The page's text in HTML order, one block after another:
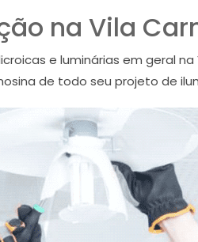
na Vila
e luminárias em geral
de todo seu projeto de